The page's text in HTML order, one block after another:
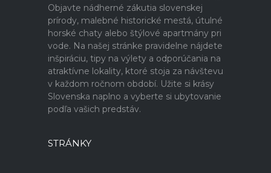
Objavte nádherné zákutia slovenskej
prírody, malebné historické mestá, útulné
horské chaty alebo štýlové apartmány pri
vode. Na našej stránke pravidelne nájdete
inšpiráciu, tipy na výlety a odporúčania na
atraktívne lokality, ktoré stoja za návštevu
v každom ročnom období. Užite si krásy
Slovenska naplno a vyberte si ubytovanie
podľa vašich predstáv.
STRÁNKY